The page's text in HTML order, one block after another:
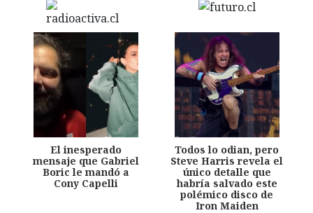
El inesperado
mensaje que Gabriel
Boric le mandó a
Cony Capelli
Todos lo odian, pero
Steve Harris revela el
único detalle que
habría salvado este
polémico disco de
Iron Maiden